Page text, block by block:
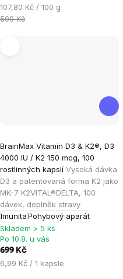
Měrná
cena:
107,80 Kč / 100 g
599 Kč
BrainMax Vitamin D3 & K2®, D3
4000 IU / K2 150 mcg, 100
rostlinných kapslí Vysoká dávka
D3 a patentovaná forma K2 jako
MK-7 K2VITAL®DELTA, 100
dávek, doplněk stravy
ImunitaPohybový aparát
hodnocení
produktu
je
5,0
z
5
hvězdiček.
Skladem > 5 ks
Po 10.8. u vás
699 Kč
Měrná
6,99 Kč / 1 kapsle